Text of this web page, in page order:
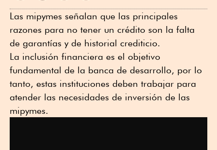
Las mipymes señalan que las principales
razones para no tener un crédito son la falta
de garantías y de historial crediticio.
La inclusión financiera es el objetivo
fundamental de la banca de desarrollo, por lo
tanto, estas instituciones deben trabajar para
atender las necesidades de inversión de las
mipymes.